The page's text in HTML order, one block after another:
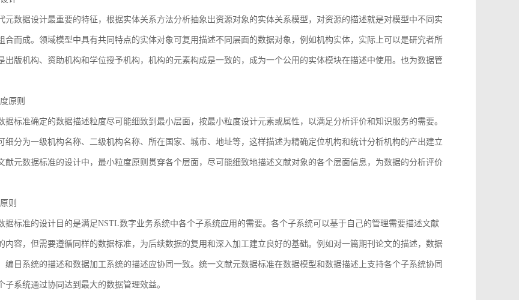
元数据设计最重要的特征，根据实体关系方法分析抽象出资源对象的实体关系模型，对资源的描述就是对模型中不同实
合而成。领域模型中具有共同特点的实体对象可复用描述不同层面的数据对象，例如机构实体，实际上可以是研究者所
出版机构、资助机构和学位授予机构，机构的元素构成是一致的，成为一个公用的实体模块在描述中使用。也为数据管
原则
据标准确定的数据描述粒度尽可能细致到最小层面，按最小粒度设计元素或属性，以满足分析评价和知识服务的需要。
细分为一级机构名称、二级机构名称、所在国家、城市、地址等，这样描述为精确定位机构和统计分析机构的产出建立
献元数据标准的设计中，最小粒度原则贯穿各个层面，尽可能细致地描述文献对象的各个层面信息，为数据的分析评价
则
据标准的设计目的是满足NSTL数字业务系统中各个子系统应用的需要。各个子系统可以基于自己的管理需要描述文献
内容，但需要遵循同样的数据标准，为后续数据的复用和深入加工建立良好的基础。例如对一篇期刊论文的描述，数据
编目系统的描述和数据加工系统的描述应协同一致。统一文献元数据标准在数据模型和数据描述上支持各个子系统协同
子系统通过协同达到最大的数据管理效益。